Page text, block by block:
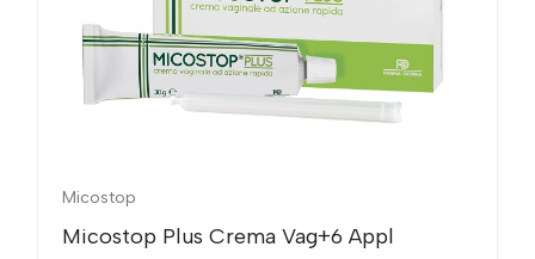
Micostop
Micostop Plus Crema Vag+6 Appl